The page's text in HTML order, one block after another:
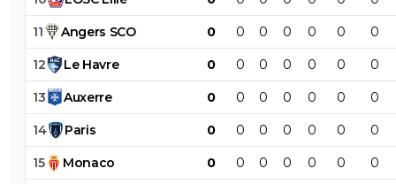
11 Angers SCO 0 0 0 0 0 0 0
12 Le Havre 0 0 0 0 0 0 0
13 Auxerre 0 0 0 0 0 0 0
14 Paris 0 0 0 0 0 0 0
15 Monaco 0 0 0 0 0 0 0